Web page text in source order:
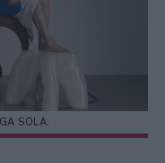
SOLA.